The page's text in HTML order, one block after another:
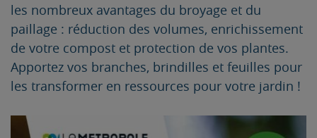
les nombreux avantages du broyage et du
paillage : réduction des volumes, enrichissement
de votre compost et protection de vos plantes.
Apportez vos branches, brindilles et feuilles pour
les transformer en ressources pour votre jardin !